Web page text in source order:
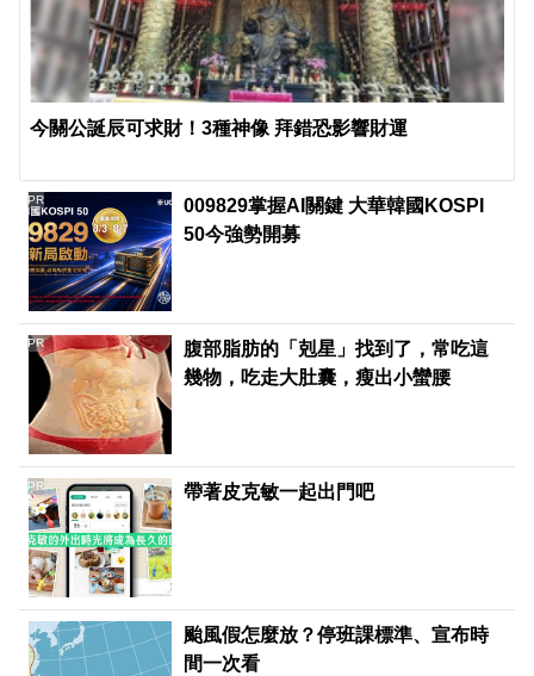
今關公誕辰可求財！3種神像 拜錯恐影響財運
009829掌握AI關鍵 大華韓國KOSPI
50今強勢開募
PR
腹部脂肪的「剋星」找到了，常吃這
幾物，吃走大肚囊，瘦出小蠻腰
PR
帶著皮克敏一起出門吧
PR
颱風假怎麼放？停班課標準、宣布時
間一次看